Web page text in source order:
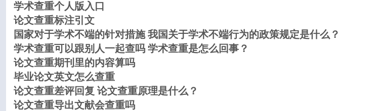
学术查重个人版入口
论文查重标注引文
国家对于学术不端的针对措施 我国关于学术不端行为的政策规定是什么？
学术查重可以跟别人一起查吗 学术查重是怎么回事？
论文查重期刊里的内容算吗
毕业论文英文怎么查重
论文查重差评回复 论文查重原理是什么？
论文查重导出文献会查重吗